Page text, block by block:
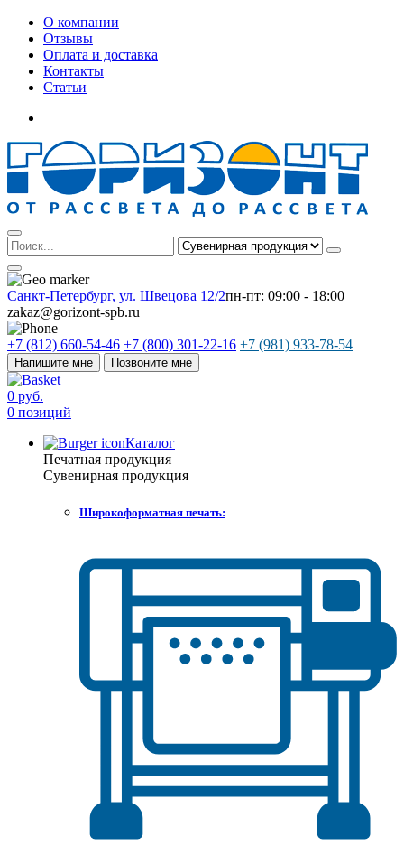
О компании
Отзывы
Оплата и доставка
Контакты
Статьи
Санкт-Петербург, ул. Швецова 12/2пн-пт: 09:00 - 18:00
zakaz@gorizont-spb.ru
+7 (812) 660-54-46 +7 (800) 301-22-16 +7 (981) 933-78-54
Напишите мне Позвоните мне
0 руб.
0 позиций
Каталог
Печатная продукция
Сувенирная продукция
Широкоформатная печать: